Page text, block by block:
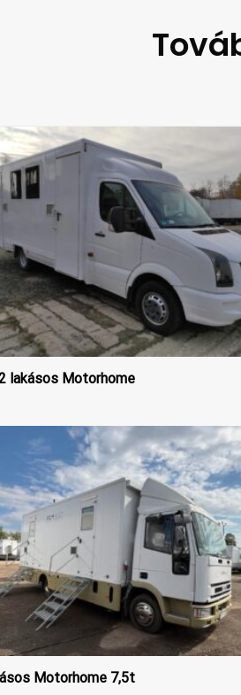
lakásos Motorhome
Motorhome 7,5t